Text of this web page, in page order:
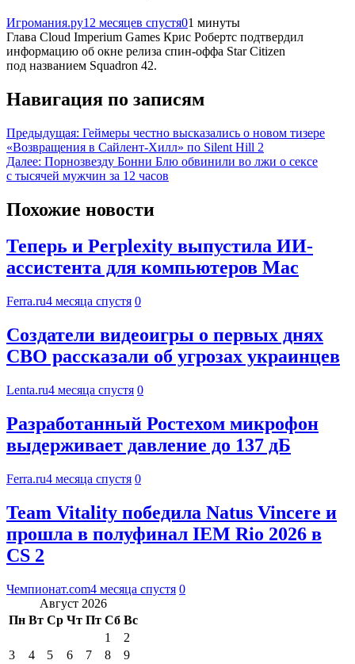
Игромания.ру12 месяцев спустя01 минуты
Глава Cloud Imperium Games Крис Робертс подтвердил
информацию об окне релиза спин-оффа Star Citizen
под названием Squadron 42.
Навигация по записям
Предыдущая: Геймеры честно высказались о новом тизере
«Возвращения в Сайлент-Хилл» по Silent Hill 2
Далее: Порнозвезду Бонни Блю обвинили во лжи о сексе
с тысячей мужчин за 12 часов
Похожие новости
Теперь и Perplexity выпустила ИИ-
ассистента для компьютеров Mac
Ferra.ru4 месяца спустя 0
Создатели видеоигры о первых днях
СВО рассказали об угрозах украинцев
Lenta.ru4 месяца спустя 0
Разработанный Ростехом микрофон
выдерживает давление до 137 дБ
Ferra.ru4 месяца спустя 0
Team Vitality победила Natus Vincere и
прошла в полуфинал IEM Rio 2026 в
CS 2
Чемпионат.com4 месяца спустя 0
Август 2026
Пн Вт Ср Чт Пт Сб Вс
1
2
3
4 5 6 7 8
9